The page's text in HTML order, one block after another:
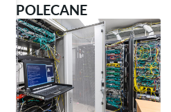
POLECANE